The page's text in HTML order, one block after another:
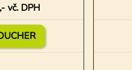
vč. DPH